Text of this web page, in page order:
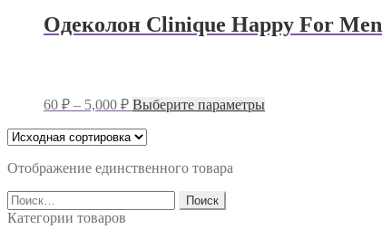
Одеколон Clinique Happy For Men
60 ₽ – 5,000 ₽Диапазон
60 ₽
5,000 ₽
Выберите параметрыЭтот
Отображение единственного товара
Найти:
Категории товаров